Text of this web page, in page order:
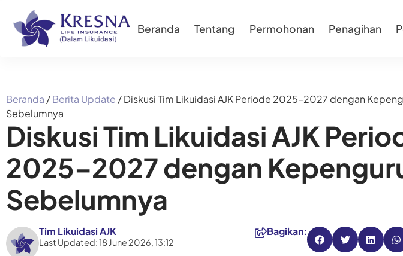
Beranda Tentang Permohonan Penagihan
Beranda /Berita Update /Diskusi Tim Likuidasi AJK Periode 2025–2027 dengan
Sebelumnya
Diskusi Tim Likuidasi AJK
2025–2027 dengan
Sebelumnya
Tim Likuidasi AJK
Last Updated: 18 June 2026, 13:12
Bagikan: